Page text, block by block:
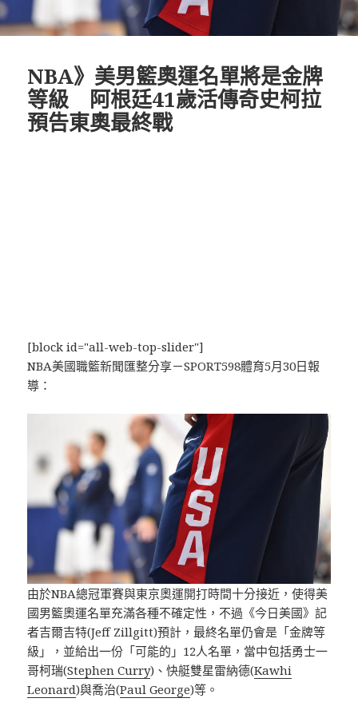
NBA》美男籃奧運名單將是金牌
等級 阿根廷41歲活傳奇史柯拉
預告東奧最終戰
[block id="all-web-top-slider"]
NBA美國職籃新聞匯整分享－SPORT598體育5月30日報
導：
由於NBA總冠軍賽與東京奧運開打時間十分接近，使得美
國男籃奧運名單充滿各種不確定性，不過《今日美國》記
者吉爾吉特(Jeff Zillgitt)預計，最終名單仍會是「金牌等
級」，並給出一份「可能的」12人名單，當中包括勇士一
哥柯瑞(Stephen Curry)、快艇雙星雷納德(Kawhi
Leonard)與喬治(Paul George)等。